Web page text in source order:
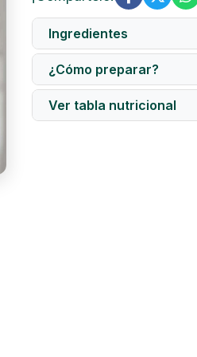
Ingredientes
Ingredientes destacados:
pimienta, sal y ají de
¿Cómo preparar?
Modo de preparación:
la bolsa en agua
Ver tabla nutricional